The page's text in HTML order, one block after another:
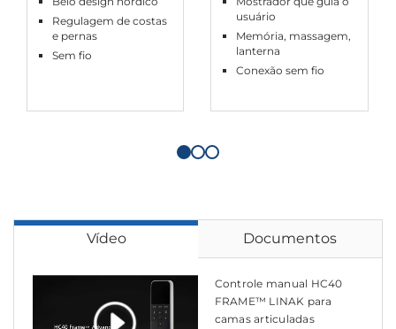
Regulagem de costas
e pernas
Sem fio
usuário
Memória, massagem,
lanterna
Conexão sem fio
Vídeo Documentos
Controle manual HC40
FRAME™ LINAK para
camas articuladas